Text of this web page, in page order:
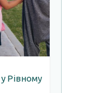
Рівному